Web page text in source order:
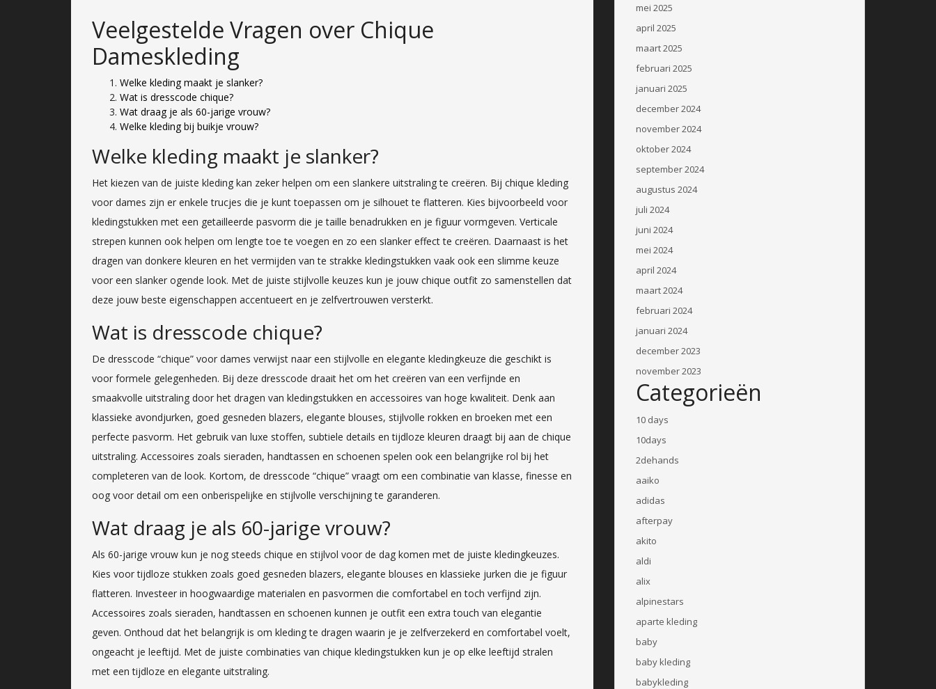
Veelgestelde Vragen over Chique
Dameskleding
Welke kleding maakt je slanker?
Wat is dresscode chique?
Wat draag je als 60-jarige vrouw?
Welke kleding bij buikje vrouw?
Welke kleding maakt je slanker?
Het kiezen van de juiste kleding kan zeker helpen om een slankere uitstraling te creëren. Bij chique kleding
voor dames zijn er enkele trucjes die je kunt toepassen om je silhouet te flatteren. Kies bijvoorbeeld voor
kledingstukken met een getailleerde pasvorm die je taille benadrukken en je figuur vormgeven. Verticale
strepen kunnen ook helpen om lengte toe te voegen en zo een slanker effect te creëren. Daarnaast is het
dragen van donkere kleuren en het vermijden van te strakke kledingstukken vaak ook een slimme keuze
voor een slanker ogende look. Met de juiste stijlvolle keuzes kun je jouw chique outfit zo samenstellen dat
deze jouw beste eigenschappen accentueert en je zelfvertrouwen versterkt.
Wat is dresscode chique?
De dresscode “chique” voor dames verwijst naar een stijlvolle en elegante kledingkeuze die geschikt is
voor formele gelegenheden. Bij deze dresscode draait het om het creëren van een verfijnde en
smaakvolle uitstraling door het dragen van kledingstukken en accessoires van hoge kwaliteit. Denk aan
klassieke avondjurken, goed gesneden blazers, elegante blouses, stijlvolle rokken en broeken met een
perfecte pasvorm. Het gebruik van luxe stoffen, subtiele details en tijdloze kleuren draagt bij aan de chique
uitstraling. Accessoires zoals sieraden, handtassen en schoenen spelen ook een belangrijke rol bij het
completeren van de look. Kortom, de dresscode “chique” vraagt om een combinatie van klasse, finesse en
oog voor detail om een onberispelijke en stijlvolle verschijning te garanderen.
Wat draag je als 60-jarige vrouw?
Als 60-jarige vrouw kun je nog steeds chique en stijlvol voor de dag komen met de juiste kledingkeuzes.
Kies voor tijdloze stukken zoals goed gesneden blazers, elegante blouses en klassieke jurken die je figuur
flatteren. Investeer in hoogwaardige materialen en pasvormen die comfortabel en toch verfijnd zijn.
Accessoires zoals sieraden, handtassen en schoenen kunnen je outfit een extra touch van elegantie
geven. Onthoud dat het belangrijk is om kleding te dragen waarin je je zelfverzekerd en comfortabel voelt,
ongeacht je leeftijd. Met de juiste combinaties van chique kledingstukken kun je op elke leeftijd stralen
met een tijdloze en elegante uitstraling.
mei 2025
april 2025
maart 2025
februari 2025
januari 2025
december 2024
november 2024
oktober 2024
september 2024
augustus 2024
juli 2024
juni 2024
mei 2024
april 2024
maart 2024
februari 2024
januari 2024
december 2023
november 2023
Categorieën
10 days
10days
2dehands
aaiko
adidas
afterpay
akito
aldi
alix
alpinestars
aparte kleding
baby
baby kleding
babykleding